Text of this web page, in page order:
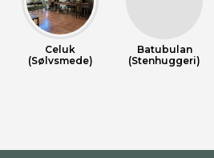
Celuk
(Sølvsmede)
Batubulan
(Stenhuggeri)